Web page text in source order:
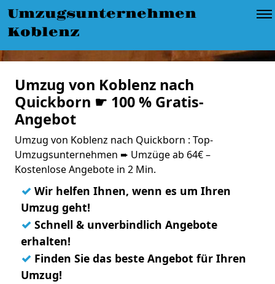
Umzugsunternehmen
Koblenz
Umzug von Koblenz nach
Quickborn ☛ 100 % Gratis-
Angebot
Umzug von Koblenz nach Quickborn : Top-
Umzugsunternehmen ➨ Umzüge ab 64€ –
Kostenlose Angebote in 2 Min.
✓ Wir helfen Ihnen, wenn es um Ihren
Umzug geht!
✓ Schnell & unverbindlich Angebote
erhalten!
✓ Finden Sie das beste Angebot für Ihren
Umzug!